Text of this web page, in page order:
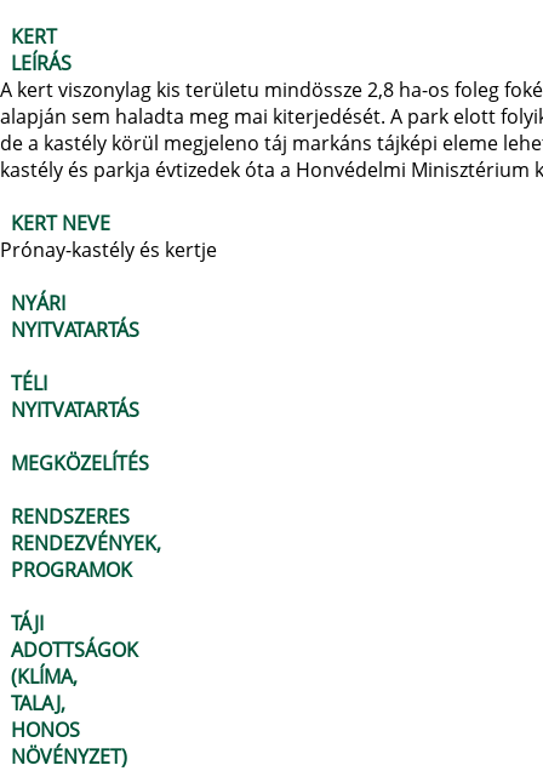
KERT
LEÍRÁS
A kert viszonylag kis területu mindössze 2,8 ha-os foleg
alapján sem haladta meg mai kiterjedését. A park elott
de a kastély körül megjeleno táj markáns tájképi eleme
kastély és parkja évtizedek óta a Honvédelmi Minisztérium
KERT NEVE
Prónay-kastély és kertje
NYÁRI
NYITVATARTÁS
TÉLI
NYITVATARTÁS
MEGKÖZELÍTÉS
RENDSZERES
RENDEZVÉNYEK,
PROGRAMOK
TÁJI
ADOTTSÁGOK
(KLÍMA,
TALAJ,
HONOS
NÖVÉNYZET)